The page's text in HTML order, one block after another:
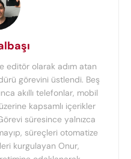
editör olarak adım atan
görevini üstlendi. Beş
akıllı telefonlar, mobil
kapsamlı içerikler
süresince yalnızca
süreçleri otomatize
kurgulayan Onur,